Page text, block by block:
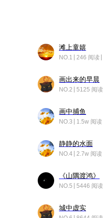
滩上童嬉
NO.1 246 阅读
画出来的早晨
NO.2 5125 阅读
画中捕鱼
NO.3 1.5w 阅读
静静的水面
NO.4 2.7w 阅读
《山隅渡鸿》
NO.5 5446 阅读
城中虚实